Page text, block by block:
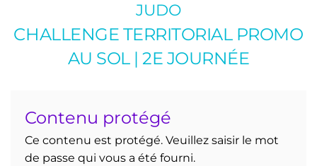
JUDO
CHALLENGE TERRITORIAL PROMO
AU SOL | 2E JOURNÉE
Contenu protégé
Ce contenu est protégé. Veuillez saisir le mot
de passe qui vous a été fourni.